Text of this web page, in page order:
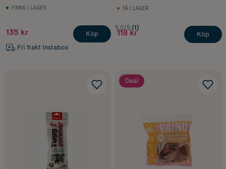
FINNS I LAGER
135 kr
Fri frakt Instabox
Köp
FÅ I LAGER
5.0/5 (1)
118 kr Köp
Deal